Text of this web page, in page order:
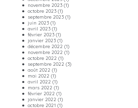
novembre 2023 (1)
octobre 2023 (1)
septembre 2023 (1)
juin 2023 (1)
avril 2023 (1)
février 2023 (1)
janvier 2023 (1)
décembre 2022 (1)
novembre 2022 (1)
octobre 2022 (1)
septembre 2022 (3)
août 2022 (1)
mai 2022 (1)
avril 2022 (1)
mars 2022 (1)
février 2022 (1)
janvier 2022 (1)
octobre 2021 (1)